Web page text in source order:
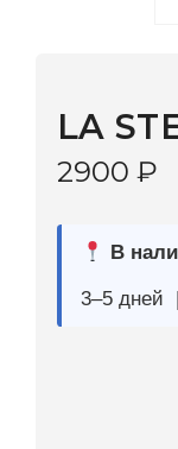
3–5 дней |